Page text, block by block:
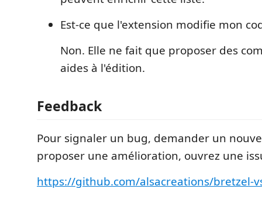
Est‑ce que l'extension modifie mon
Non. Elle ne fait que proposer des
aides à l'édition.
Feedback
Pour signaler un bug, demander un
proposer une amélioration, ouvrez une
https://github.com/alsacreations/bretzel-